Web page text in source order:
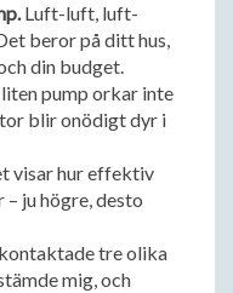
Luft-luft, luft-
beror på ditt hus,
din budget.
pump orkar inte
blir onödigt dyr i
visar hur effektiv
ju högre, desto
tre olika
mig, och